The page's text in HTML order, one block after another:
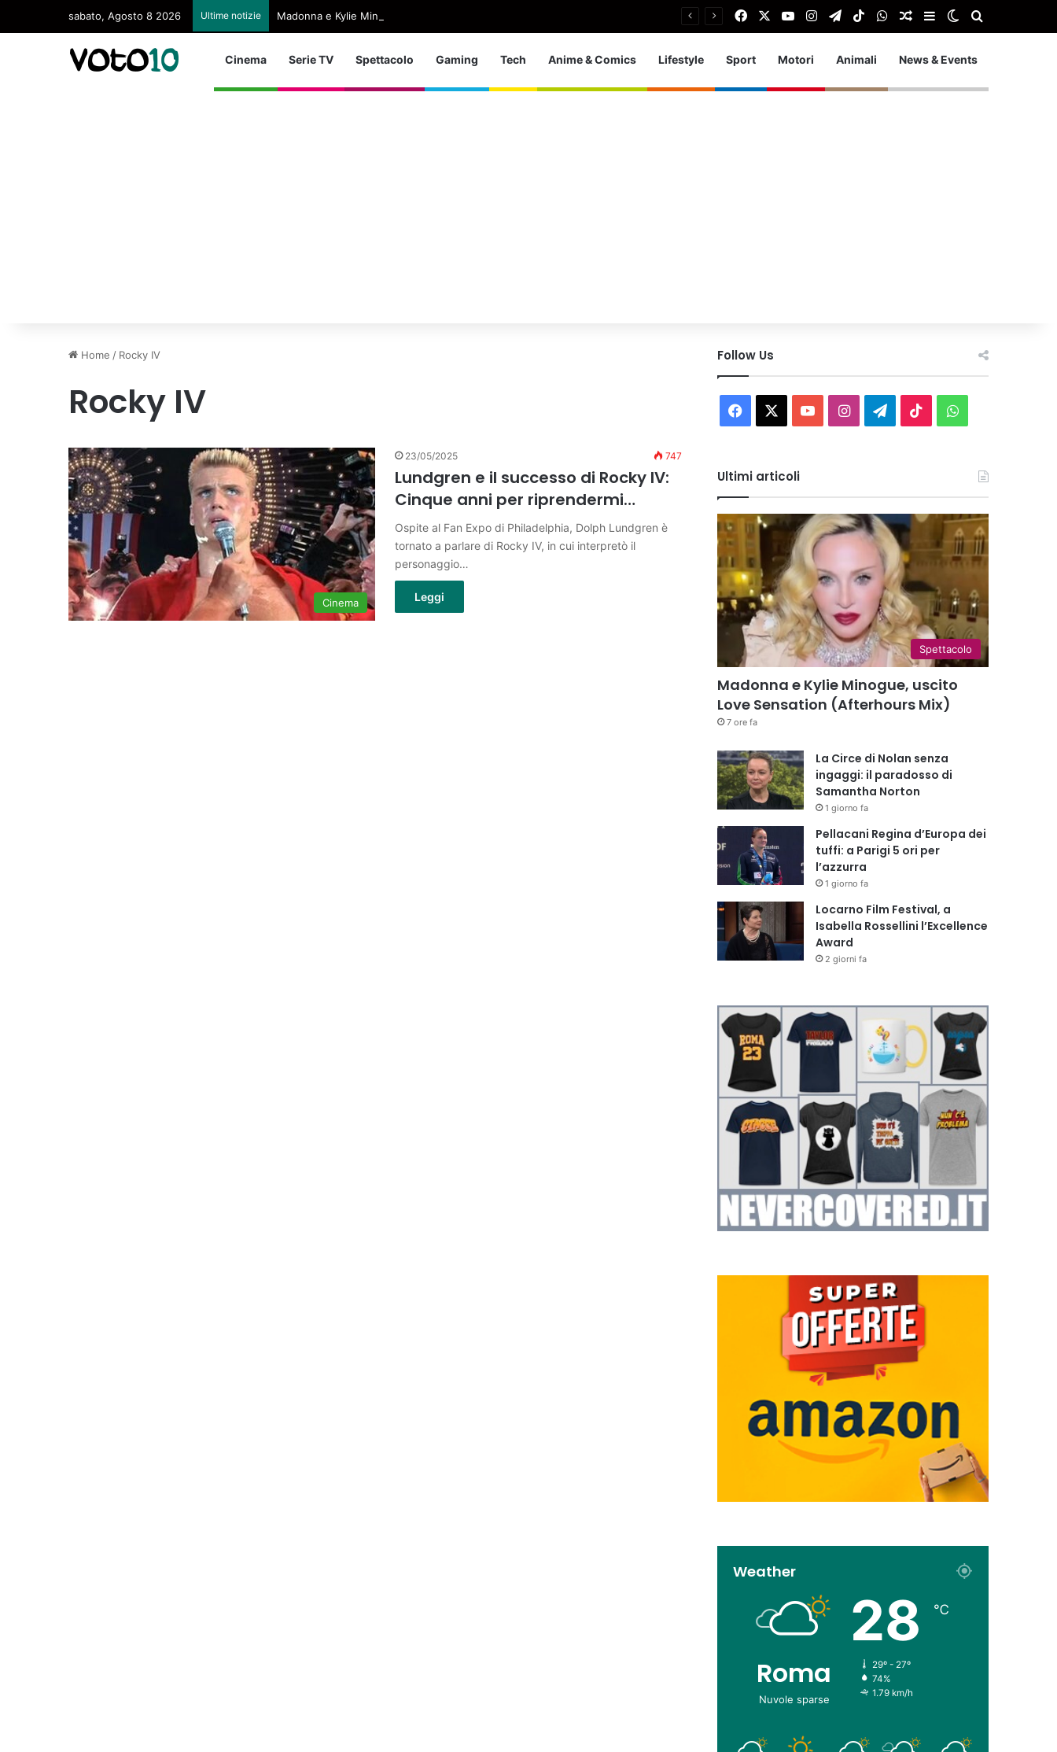
sabato, Agosto 8 2026 Ultime notizie Madonna e Kylie Minogue, uscito Love Sensation (Afterhours Mix) FacebookYou TubeInstagram
TelegramTikTokWhatsApp
Articolo Random
Barra laterale
Cambia aspetto
Cinema Serie TV Spettacolo Gaming Tech Anime & Comics Lifestyle Sport Motori Animali News & Events
Home / Rocky IV
Rocky IV
Cinema
23/05/2025 747
Lundgren e il successo di Rocky IV:
Cinque anni per riprendermi…
Ospite al Fan Expo di Philadelphia, Dolph Lundgren è
tornato a parlare di Rocky IV, in cui interpretò il
personaggio…
Leggi
Follow Us
Facebook You InstagramTelegram
TikTokWhatsApp
Ultimi articoli
Spettacolo
Madonna e Kylie Minogue, uscito
Love Sensation (Afterhours Mix)
7 ore fa
La Circe di Nolan senza
ingaggi: il paradosso di
Samantha Norton
1 giorno fa
Pellacani Regina d’Europa dei
tuffi: a Parigi 5 ori per
l’azzurra
1 giorno fa
Locarno Film Festival, a
Isabella Rossellini l’Excellence
Award
2 giorni fa
Weather
Roma
Nuvole sparse
28 ℃
29º - 27º
74%
1.79 km/h